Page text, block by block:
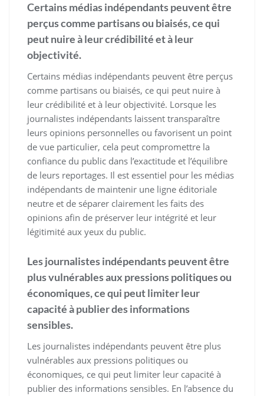
Certains médias indépendants peuvent être
perçus comme partisans ou biaisés, ce qui
peut nuire à leur crédibilité et à leur
objectivité.
Certains médias indépendants peuvent être perçus
comme partisans ou biaisés, ce qui peut nuire à
leur crédibilité et à leur objectivité. Lorsque les
journalistes indépendants laissent transparaître
leurs opinions personnelles ou favorisent un point
de vue particulier, cela peut compromettre la
confiance du public dans l’exactitude et l’équilibre
de leurs reportages. Il est essentiel pour les médias
indépendants de maintenir une ligne éditoriale
neutre et de séparer clairement les faits des
opinions afin de préserver leur intégrité et leur
légitimité aux yeux du public.
Les journalistes indépendants peuvent être
plus vulnérables aux pressions politiques ou
économiques, ce qui peut limiter leur
capacité à publier des informations
sensibles.
Les journalistes indépendants peuvent être plus
vulnérables aux pressions politiques ou
économiques, ce qui peut limiter leur capacité à
publier des informations sensibles. En l’absence du